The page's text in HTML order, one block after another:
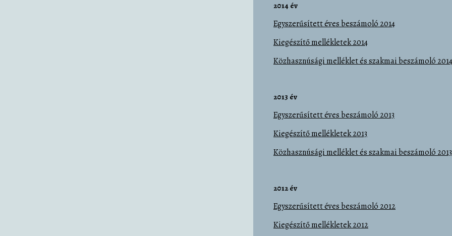
2014 év
Egyszerűsített éves beszámoló 2014
Kiegészítő mellékletek 2014
Közhasznúsági melléklet és szakmai beszámoló 2014
2013 év
Egyszerűsített éves beszámoló 2013
Kiegészítő mellékletek 2013
Közhasznúsági melléklet és szakmai beszámoló 2013
2012 év
Egyszerűsített éves beszámoló 2012
Kiegészítő mellékletek 2012